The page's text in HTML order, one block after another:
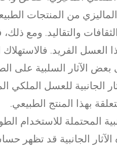
من المنتجات
والتقاليد. ومع
العسل الفريد.
بعض الآثار السلبية على
الجانبية للعسل الملكي
بهذا المنتج الطبيعي.
المحتملة للاستخدام
الجانبية قد تظهر